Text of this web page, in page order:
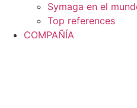
Symaga en el
Top references
COMPAÑÍA